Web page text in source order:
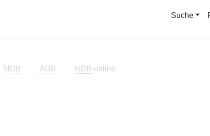
Suche
NDB ADB NDB-online